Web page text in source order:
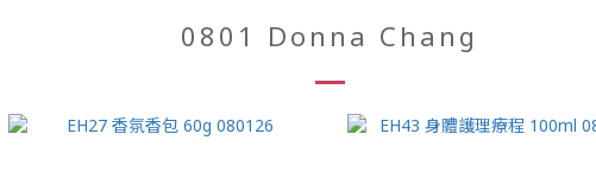
0801 Donna Chang